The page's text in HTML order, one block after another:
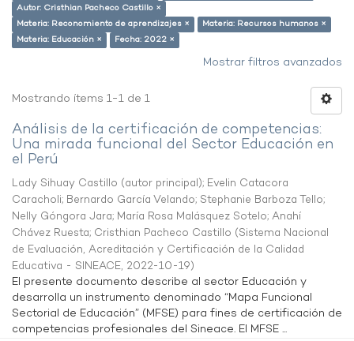
Autor: Cristhian Pacheco Castillo ×
Materia: Reconomiento de aprendizajes ×
Materia: Recursos humanos ×
Materia: Educación ×
Fecha: 2022 ×
Mostrar filtros avanzados
Mostrando ítems 1-1 de 1
Análisis de la certificación de competencias:
Una mirada funcional del Sector Educación en
el Perú
Lady Sihuay Castillo (autor principal); Evelin Catacora
Caracholi; Bernardo García Velando; Stephanie Barboza Tello;
Nelly Góngora Jara; María Rosa Malásquez Sotelo; Anahí
Chávez Ruesta; Cristhian Pacheco Castillo (Sistema Nacional
de Evaluación, Acreditación y Certificación de la Calidad
Educativa - SINEACE, 2022-10-19)
El presente documento describe al sector Educación y
desarrolla un instrumento denominado “Mapa Funcional
Sectorial de Educación” (MFSE) para fines de certificación de
competencias profesionales del Sineace. El MFSE ...